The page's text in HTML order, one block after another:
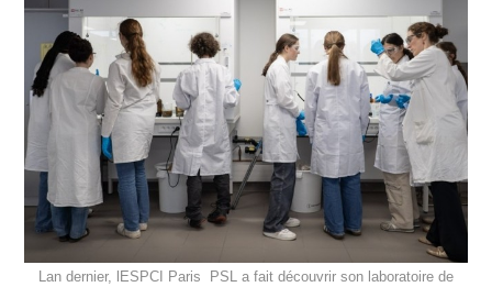
Lan dernier, lESPCI Paris  PSL a fait découvrir son laboratoire de